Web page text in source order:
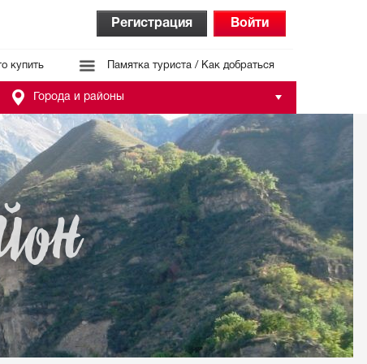
Регистрация Войти
купить Памятка туриста / Как добраться
Города и районы